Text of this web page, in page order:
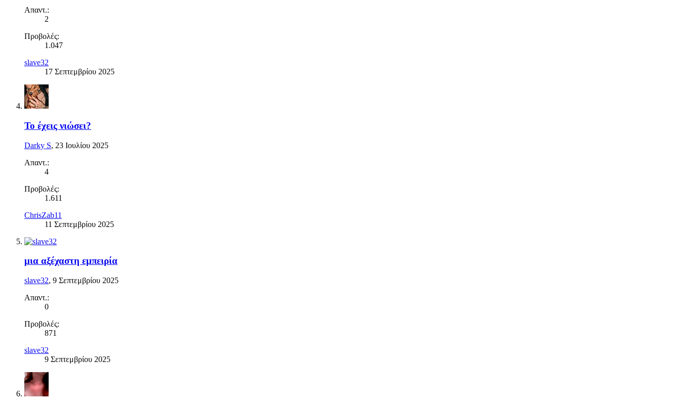
Απαντ.:
2
Προβολές:
1.047
slave32
17 Σεπτεμβρίου 2025
Το έχεις νιώσει?
Darky S, 23 Ιουλίου 2025
Απαντ.:
4
Προβολές:
1.611
ChrisZab11
11 Σεπτεμβρίου 2025
μια αξέχαστη εμπειρία
slave32, 9 Σεπτεμβρίου 2025
Απαντ.:
0
Προβολές:
871
slave32
9 Σεπτεμβρίου 2025